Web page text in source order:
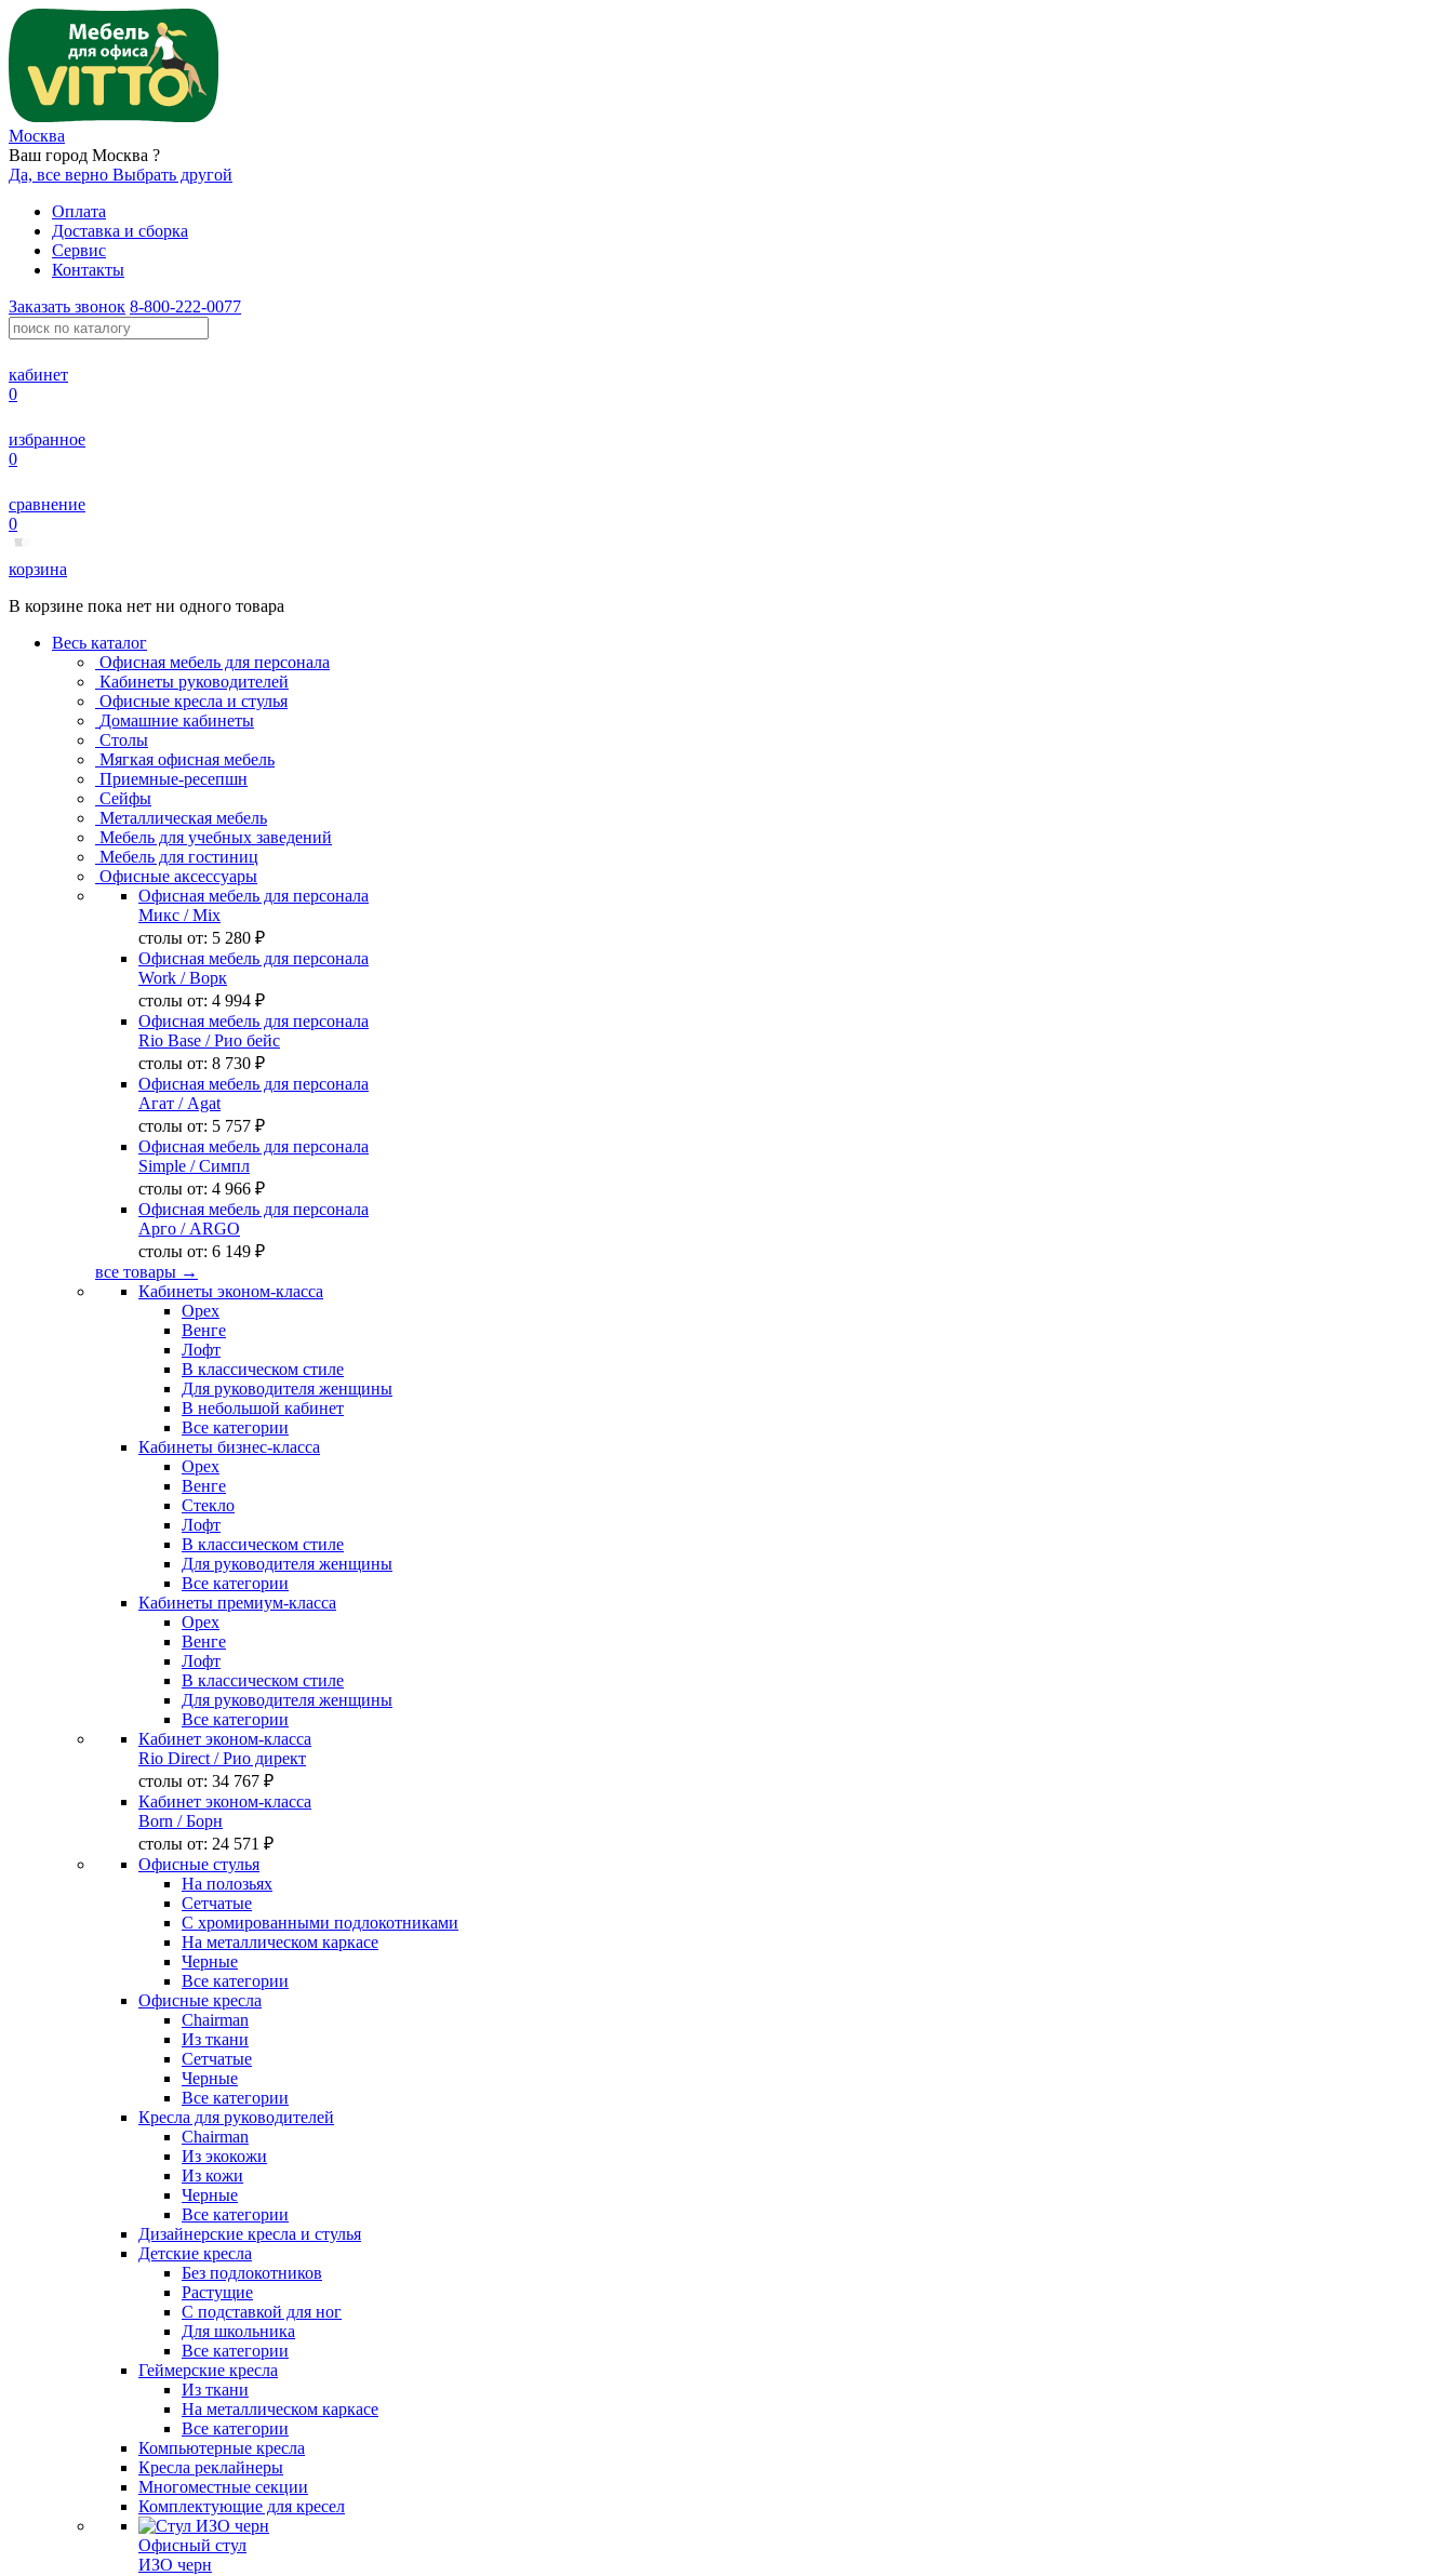
Москва
Ваш город Москва ?
Да, все верно Выбрать другой
Оплата
Доставка и сборка
Сервис
Контакты
Заказать звонок 8-800-222-0077
кабинет
0
избранное
0
сравнение
0
корзина
В корзине пока нет ни одного товара
Весь каталог
Офисная мебель для персонала
Кабинеты руководителей
Офисные кресла и стулья
Домашние кабинеты
Столы
Мягкая офисная мебель
Приемные-ресепшн
Сейфы
Металлическая мебель
Мебель для учебных заведений
Мебель для гостиниц
Офисные аксессуары
Офисная мебель для персонала
Микс / Mix
столы от: 5 280 ₽
Офисная мебель для персонала
Work / Ворк
столы от: 4 994 ₽
Офисная мебель для персонала
Rio Base / Рио бейс
столы от: 8 730 ₽
Офисная мебель для персонала
Агат / Agat
столы от: 5 757 ₽
Офисная мебель для персонала
Simple / Симпл
столы от: 4 966 ₽
Офисная мебель для персонала
Арго / ARGO
столы от: 6 149 ₽
все товары →
Кабинеты эконом-класса
Орех
Венге
Лофт
В классическом стиле
Для руководителя женщины
В небольшой кабинет
Все категории
Кабинеты бизнес-класса
Орех
Венге
Стекло
Лофт
В классическом стиле
Для руководителя женщины
Все категории
Кабинеты премиум-класса
Орех
Венге
Лофт
В классическом стиле
Для руководителя женщины
Все категории
Кабинет эконом-класса
Rio Direct / Рио директ
столы от: 34 767 ₽
Кабинет эконом-класса
Born / Борн
столы от: 24 571 ₽
Офисные стулья
На полозьях
Сетчатые
С хромированными подлокотниками
На металлическом каркасе
Черные
Все категории
Офисные кресла
Chairman
Из ткани
Сетчатые
Черные
Все категории
Кресла для руководителей
Chairman
Из экокожи
Из кожи
Черные
Все категории
Дизайнерские кресла и стулья
Детские кресла
Без подлокотников
Растущие
С подставкой для ног
Для школьника
Все категории
Геймерские кресла
Из ткани
На металлическом каркасе
Все категории
Компьютерные кресла
Кресла реклайнеры
Многоместные секции
Комплектующие для кресел
Офисный стул
ИЗО черн